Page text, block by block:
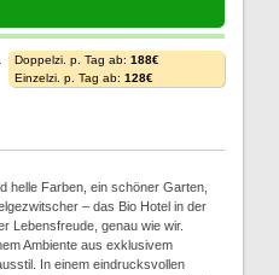
Doppelzi. p. Tag ab: 188€
Einzelzi. p. Tag ab: 128€
helle Farben, ein schöner Garten,
– das Bio Hotel in der
Lebensfreude, genau wie wir.
Ambiente aus exklusivem
In einem eindrucksvollen